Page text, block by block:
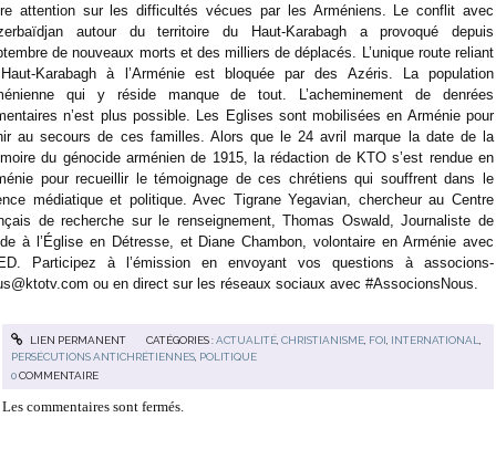
attention sur les difficultés vécues par les Arméniens. Le conflit avec
autour du territoire du Haut-Karabagh a provoqué depuis
de nouveaux morts et des milliers de déplacés. L’unique route reliant
Karabagh à l’Arménie est bloquée par des Azéris. La population
qui y réside manque de tout. L’acheminement de denrées
n’est plus possible. Les Eglises sont mobilisées en Arménie pour
au secours de ces familles. Alors que le 24 avril marque la date de la
du génocide arménien de 1915, la rédaction de KTO s’est rendue en
pour recueillir le témoignage de ces chrétiens qui souffrent dans le
médiatique et politique. Avec Tigrane Yegavian, chercheur au Centre
de recherche sur le renseignement, Thomas Oswald, Journaliste de
à l’Église en Détresse, et Diane Chambon, volontaire en Arménie avec
Participez à l’émission en envoyant vos questions à associons-
ou en direct sur les réseaux sociaux avec #AssocionsNous.
LIEN PERMANENT CATÉGORIES :ACTUALITÉ, CHRISTIANISME, FOI INTERNATIONAL
PERSÉCUTIONS ANTICHRÉTIENNES, POLITIQUE
0COMMENTAIRE
Les commentaires sont fermés.